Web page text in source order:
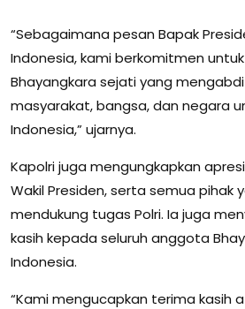
“Sebagaimana pesan Bapak
Indonesia, kami berkomitmen
Bhayangkara sejati yang
masyarakat, bangsa, dan negara
Indonesia,” ujarnya.
Kapolri juga mengungkapkan
Wakil Presiden, serta semua pihak
mendukung tugas Polri. Ia juga
kasih kepada seluruh anggota
Indonesia.
“Kami mengucapkan terima kasih